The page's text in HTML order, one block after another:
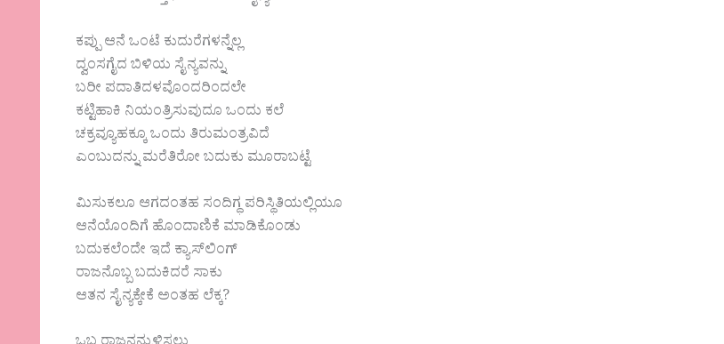
ಕಪ್ಪು ಆನೆ ಒಂಟೆ ಕುದುರೆಗಳನ್ನೆಲ್ಲ
ದ್ವಂಸಗೈದ ಬಿಳಿಯ ಸೈನ್ಯವನ್ನು
ಬರೀ ಪದಾತಿದಳವೊಂದರಿಂದಲೇ
ಕಟ್ಟಿಹಾಕಿ ನಿಯಂತ್ರಿಸುವುದೂ ಒಂದು ಕಲೆ
ಚಕ್ರವ್ಯೂಹಕ್ಕೂ ಒಂದು ತಿರುಮಂತ್ರವಿದೆ
ಎಂಬುದನ್ನು ಮರೆತಿರೋ ಬದುಕು ಮೂರಾಬಟ್ಟೆ
ಮಿಸುಕಲೂ ಆಗದಂತಹ ಸಂದಿಗ್ಧ ಪರಿಸ್ಥಿತಿಯಲ್ಲಿಯೂ
ಆನೆಯೊಂದಿಗೆ ಹೊಂದಾಣಿಕೆ ಮಾಡಿಕೊಂಡು
ಬದುಕಲೆಂದೇ ಇದೆ ಕ್ಯಾಸ್‌ಲಿಂಗ್
ರಾಜನೊಬ್ಬ ಬದುಕಿದರೆ ಸಾಕು
ಆತನ ಸೈನ್ಯಕ್ಕೇಕೆ ಅಂತಹ ಲೆಕ್ಕ?